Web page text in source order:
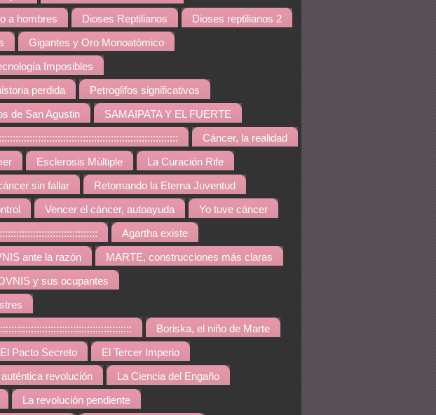
a hombres Dioses Reptilianos Dioses reptilianos 2
Gigantes y Oro Monoatómico
Imposibles
perdida Petroglifos significativos
de San Agustin SAMAIPATA Y EL FUERTE
Cáncer, la realidad
Esclerosis Múltiple La Curación Rife
sin fallar Retomando la Eterna Juventud
Vencer el cáncer, autoayuda Yo tuve cáncer
Agartha existe
ante la razón MARTE, construcciones más claras
y sus ocupantes
Boriska, el niño de Marte
El Pacto Secreto El Tercer Imperio
auténtica revolución La Ciencia del Engaño
La revolución pendiente